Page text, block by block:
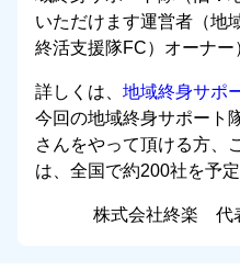
いただけます運営者（地
終活支援隊FC）オーナー
詳しくは、 地域終身サポ
今回の地域終身サポート
さんをやって頂ける方、
は、全国で約200社を予定
株式会社終楽 代